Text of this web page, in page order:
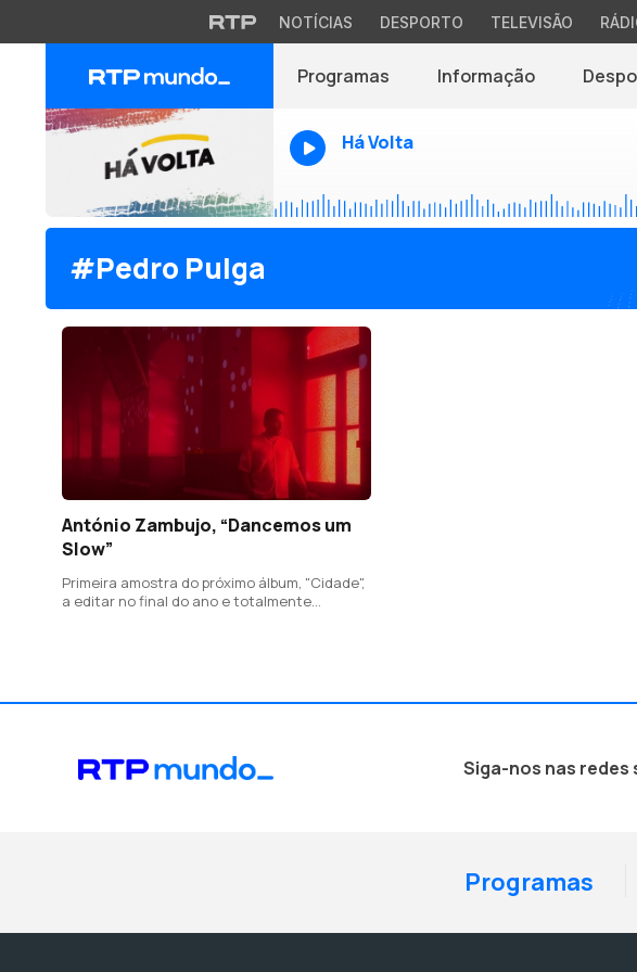
NOTÍCIAS DESPORTO TELEVISÃO
Programas Informação
Há Volta
#Pedro Pulga
António Zambujo, “Dancemos um
Slow”
Primeira amostra do próximo álbum, "Cidade",
a editar no final do ano e totalmente
Siga-nos nas redes
Programas